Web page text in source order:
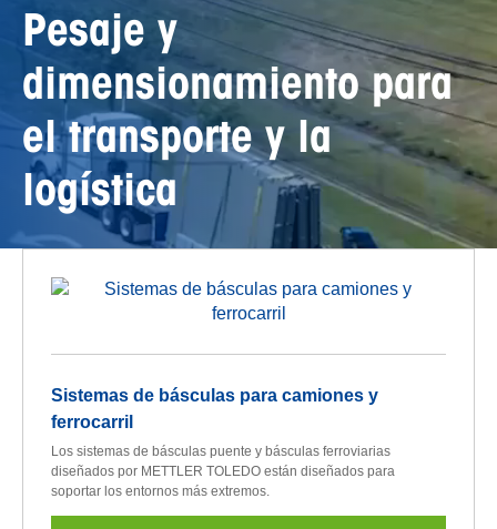
Pesaje y
dimensionamiento para
el transporte y la
logística
Sistemas de básculas para camiones y
ferrocarril
Los sistemas de básculas puente y básculas ferroviarias
diseñados por METTLER TOLEDO están diseñados para
soportar los entornos más extremos.